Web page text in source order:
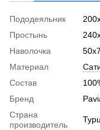
Пододеяльник
Простынь
Наволочка
Материал
Состав
Бренд
Страна
производитель